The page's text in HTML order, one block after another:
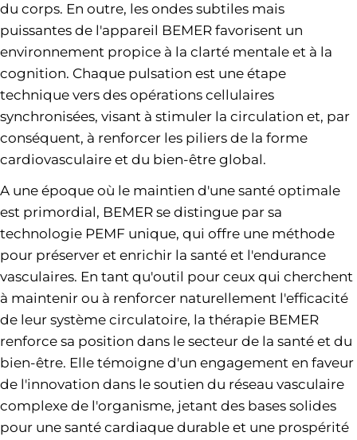
du corps. En outre, les ondes subtiles mais
puissantes de l'appareil BEMER favorisent un
environnement propice à la clarté mentale et à la
cognition. Chaque pulsation est une étape
technique vers des opérations cellulaires
synchronisées, visant à stimuler la circulation et, par
conséquent, à renforcer les piliers de la forme
cardiovasculaire et du bien-être global.
A une époque où le maintien d'une santé optimale
est primordial, BEMER se distingue par sa
technologie PEMF unique, qui offre une méthode
pour préserver et enrichir la santé et l'endurance
vasculaires. En tant qu'outil pour ceux qui cherchent
à maintenir ou à renforcer naturellement l'efficacité
de leur système circulatoire, la thérapie BEMER
renforce sa position dans le secteur de la santé et du
bien-être. Elle témoigne d'un engagement en faveur
de l'innovation dans le soutien du réseau vasculaire
complexe de l'organisme, jetant des bases solides
pour une santé cardiaque durable et une prospérité